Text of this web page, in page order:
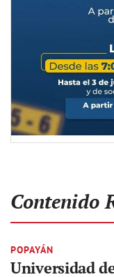
Contenido
POPAYÁN
Universidad